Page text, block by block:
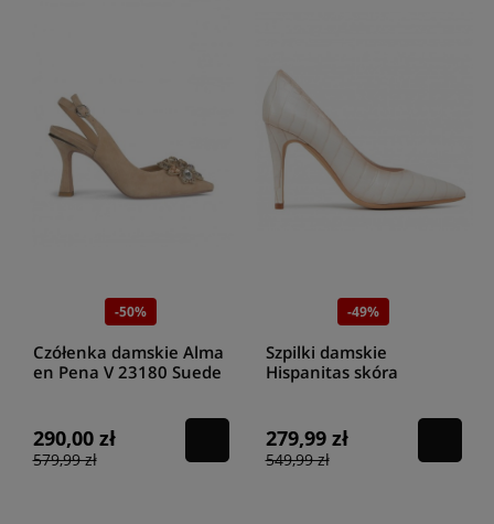
-50%
Czółenka damskie Alma
en Pena V 23180 Suede
290,00 zł
579,99 zł
-49%
Szpilki damskie
Hispanitas skóra
279,99 zł
549,99 zł